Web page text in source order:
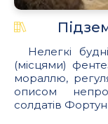
Нелегкі
(місцями)
мораллю,
описом
солдатів